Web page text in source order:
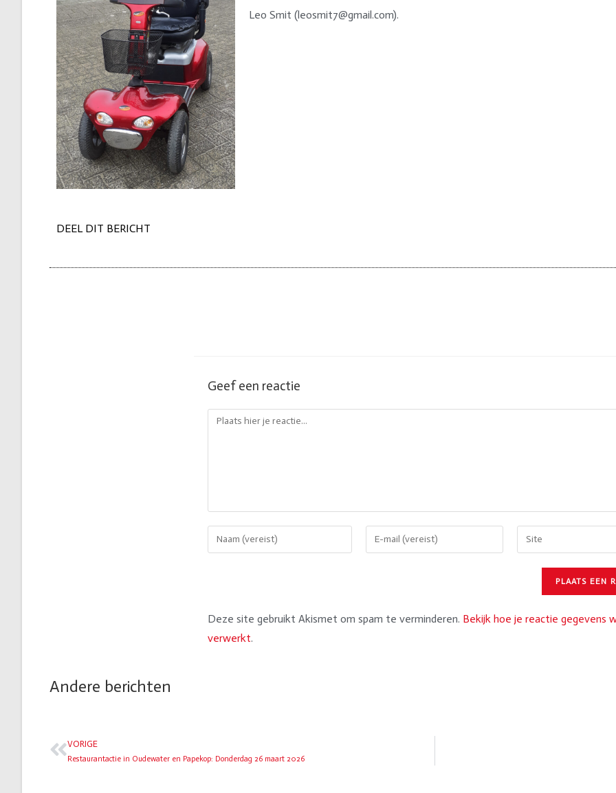
Leo Smit (leosmit7@gmail.com).
DEEL DIT BERICHT
Geef een reactie
Deze site gebruikt Akismet om spam te verminderen. Bekijk hoe je reactie gegevens
verwerkt.
Andere berichten
VORIGE
Restaurantactie in Oudewater en Papekop: Donderdag 26 maart 2026